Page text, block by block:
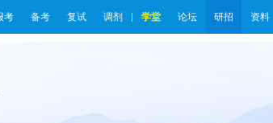
考 备考 复试 调剂 学堂 论坛 研招 资料